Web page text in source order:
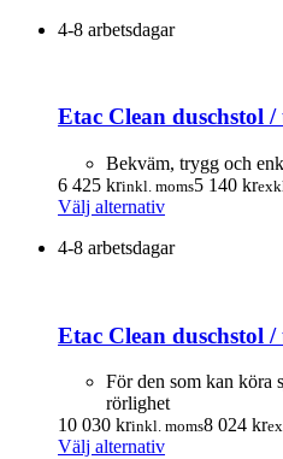
4-8 arbetsdagar
Etac Clean duschstol
Bekväm, trygg och
6 425 krinkl. moms5 140 kr
Välj alternativDen
produkten
De
alternativen
kan
väljas
på
4-8 arbetsdagar
Etac Clean duschstol
För den som kan köra
rörlighet
10 030 krinkl. moms8 024 kr
Välj alternativDen